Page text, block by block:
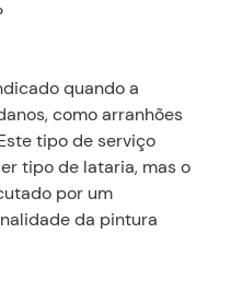
quando a
como arranhões
tipo de serviço
tipo de lataria, mas o
por um
da pintura